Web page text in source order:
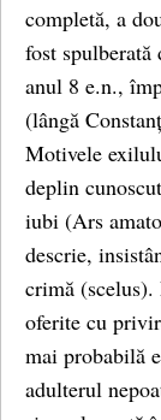
completă, a
fost spulberată
anul 8 e.n.,
(lângă
Motivele
deplin
iubi (Ars
descrie,
crimă
oferite cu
mai probabilă
adulterul